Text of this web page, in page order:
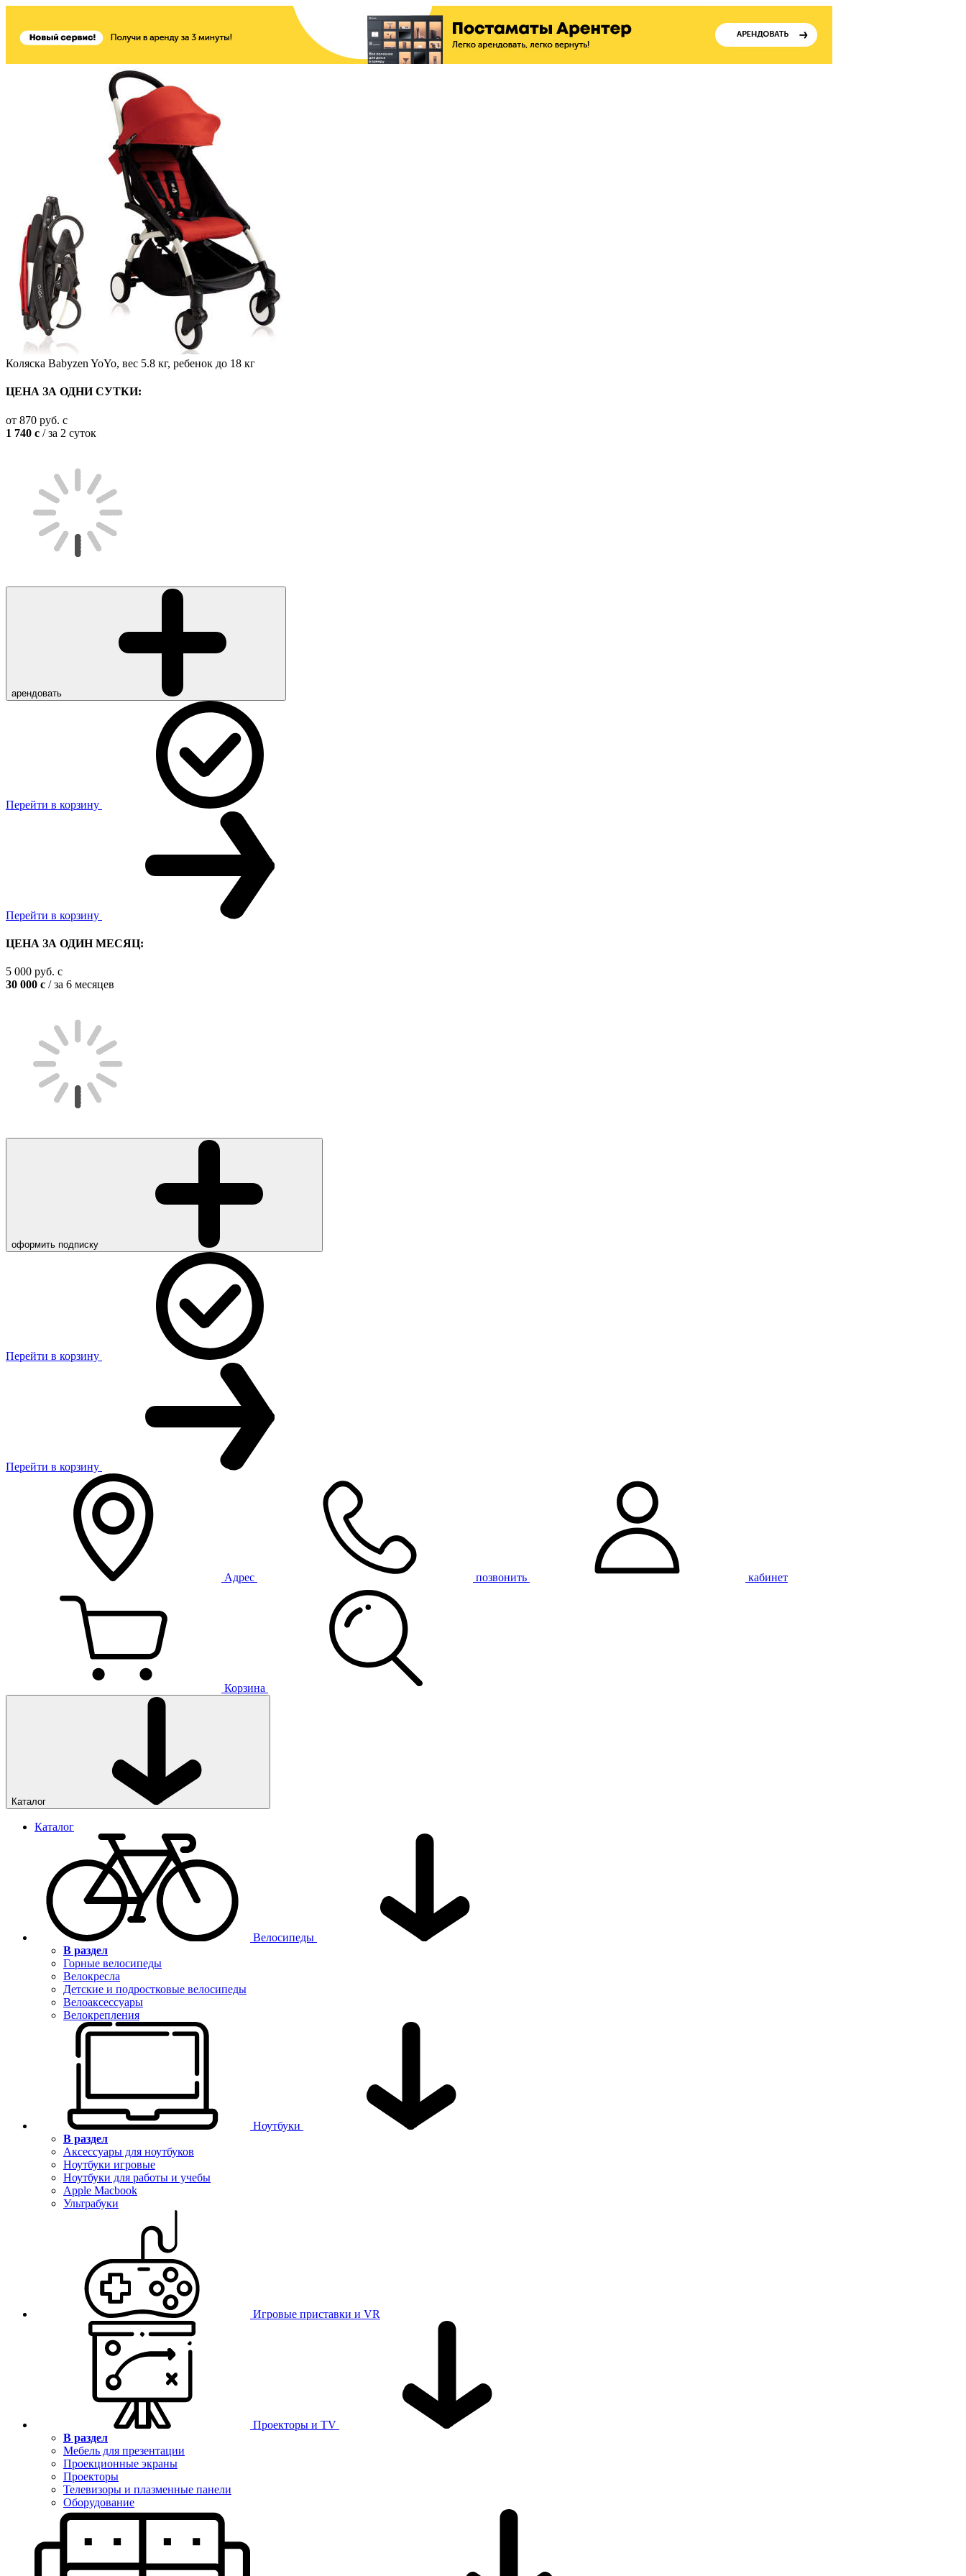
Коляска Babyzen YoYo, вес 5.8 кг, ребенок до 18 кг
ЦЕНА ЗА ОДНИ СУТКИ:
от 870 руб. c
1 740 c / за 2 суток
арендовать
Перейти в корзину
Перейти в корзину
ЦЕНА ЗА ОДИН МЕСЯЦ:
5 000 руб. c
30 000 c / за 6 месяцев
оформить подписку
Перейти в корзину
Перейти в корзину
Адрес позвонить кабинет
Корзина
Каталог
Каталог
Велосипеды
В раздел
Горные велосипеды
Велокресла
Детские и подростковые велосипеды
Велоаксессуары
Велокрепления
Ноутбуки
В раздел
Аксессуары для ноутбуков
Ноутбуки игровые
Ноутбуки для работы и учебы
Apple Macbook
Ультрабуки
Игровые приставки и VR
Проекторы и TV
В раздел
Мебель для презентации
Проекционные экраны
Проекторы
Телевизоры и плазменные панели
Оборудование